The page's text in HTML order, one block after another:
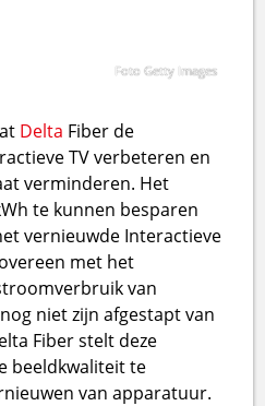
Foto Getty Images
Delta Fiber de
TV verbeteren en
verminderen. Het
te kunnen besparen
vernieuwde Interactieve
met het
van
niet zijn afgestapt van
Fiber stelt deze
beeldkwaliteit te
van apparatuur.